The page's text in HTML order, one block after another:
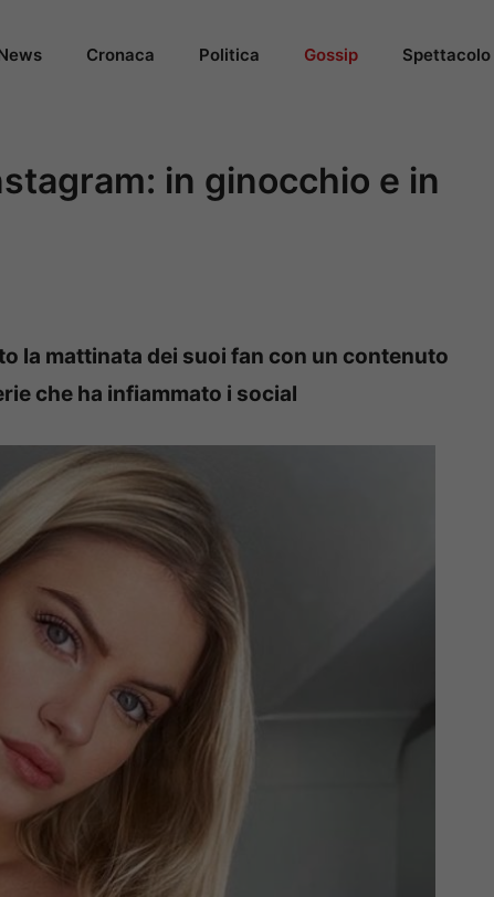
Cronaca Politica Gossip Spettacolo
in ginocchio e in
la mattinata dei suoi fan con un contenuto
che ha infiammato i social